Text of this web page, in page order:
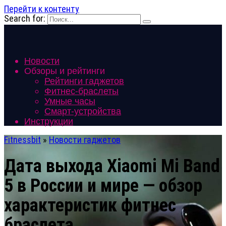
Перейти к контенту
Search for:
Новости
Обзоры и рейтинги
Рейтинги гаджетов
Фитнес-браслеты
Умные часы
Смарт-устройства
Инструкции
Fitnessbit » Новости гаджетов
Дата выхода Xiaomi Mi Band
5 в России и мире — обзор
характеристик фитнес